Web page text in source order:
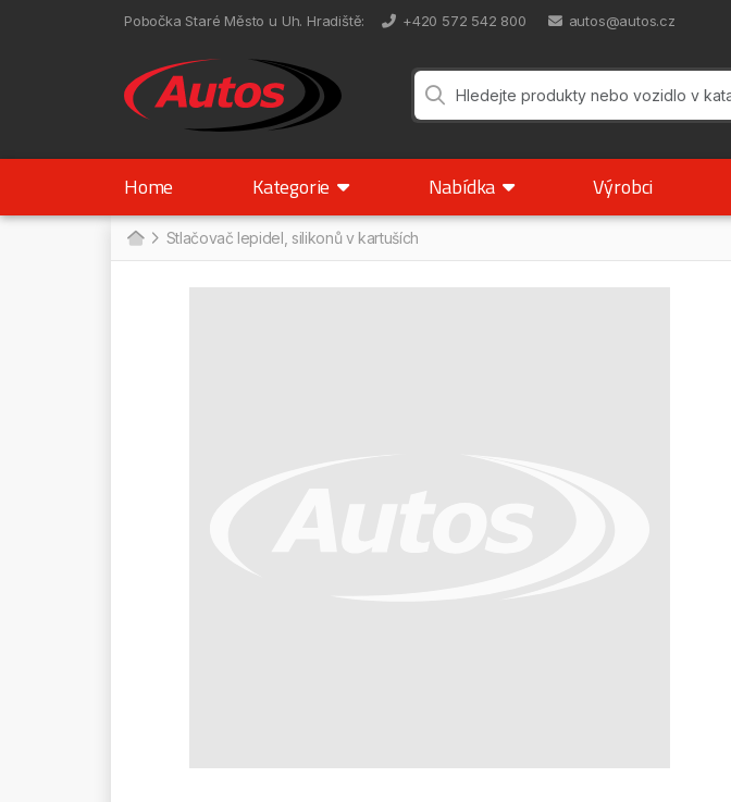
Pobočka Staré Město u Uh. Hradiště: +420 572 542 800 autos@autos.cz
Home Kategorie Nabídka Výrobci
Stlačovač lepidel, silikonů v kartuších